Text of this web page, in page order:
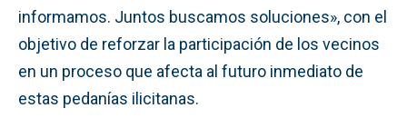
informamos. Juntos buscamos soluciones», con el
objetivo de reforzar la participación de los vecinos
en un proceso que afecta al futuro inmediato de
estas pedanías ilicitanas.